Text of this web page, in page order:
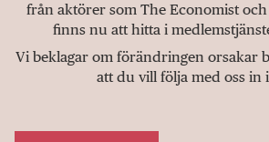
från aktörer som The Economist och
finns nu att hitta i
Vi beklagar om förändringen orsakar
att du vill följa med oss in